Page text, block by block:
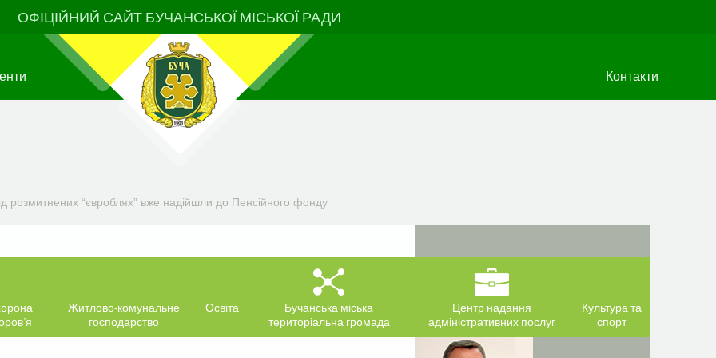
ОФІЦІЙНИЙ САЙТ БУЧАНСЬКОЇ МІСЬКОЇ РАДИ
Контакти
розмитнених “євроблях” вже надійшли до Пенсійного фонду
Житлово-комунальне
господарство
Освіта
Бучанська міська
територіальна громада
Центр надання
адміністративних послуг
Культура та
спорт